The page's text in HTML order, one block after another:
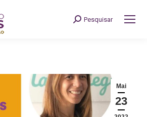
Search:
Pesquisar
Mai
23